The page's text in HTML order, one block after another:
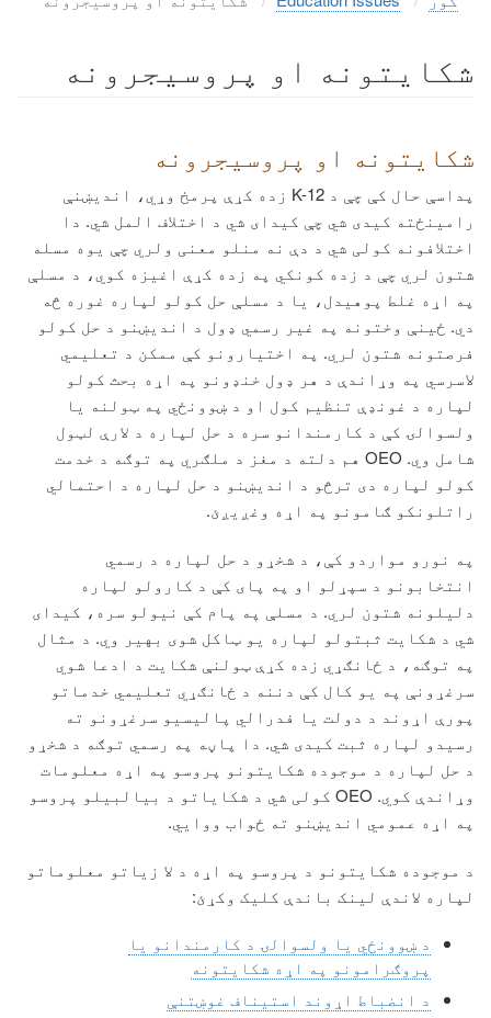
شکایتونه او پروسیجرونه
شکایتونه او پروسیجرونه
پداسې حال کې چې د K-12 زده کړې پرمخ وړي، اندیښنې
رامینځته کیدی شي چې کیدای شي د اختلاف المل شي. دا
اختلافونه کولی شي د دې نه منلو معنی ولري چې یوه مسله
شتون لري چې د زده کونکي په زده کړې اغیزه کوي، د مسلې
په اړه غلط پوهیدل، یا د مسلې حل کولو لپاره غوره څه
دي. ځینې ​​وختونه په غیر رسمي ډول د اندیښنو د حل کولو
فرصتونه شتون لري. په اختیارونو کې ممکن د تعلیمي
لاسرسي په وړاندې د هر ډول خنډونو په اړه بحث کولو
لپاره د غونډې تنظیم کول او د ښوونځي په ټولنه یا
ولسوالۍ کې د کارمندانو سره د حل لپاره د لارې لټول
شامل وي. OEO هم دلته د مغز د ملګري په توګه د خدمت
کولو لپاره دی ترڅو د اندیښنو د حل لپاره د احتمالي
راتلونکو ګامونو په اړه وغږیږئ.
په نورو مواردو کې، د شخړو د حل لپاره د رسمي
انتخابونو د سپړلو او په پای کې د کارولو لپاره
دلیلونه شتون لري. د مسلې په پام کې نیولو سره، کیدای
شي د شکایت ثبتولو لپاره یو ټاکل شوی بهیر وي. د مثال
په توګه، د ځانګړي زده کړې ټولنې شکایت د ادعا شوي
سرغړونې په یو کال کې دننه د ځانګړي تعلیمي خدماتو
پورې اړوند د دولت یا فدرالي پالیسیو سرغړونو ته
رسیدو لپاره ثبت کیدی شي. دا پاڼه په رسمي توګه د شخړو
د حل لپاره د موجوده شکایتونو پروسو په اړه معلومات
وړاندې کوي. OEO کولی شي د شکایاتو د بیالبیلو پروسو
په اړه عمومي اندیښنو ته ځواب ووایي.
د موجوده شکایتونو د پروسو په اړه د لا زیاتو معلوماتو
لپاره لاندې لینک باندې کلیک وکړئ:
د ښوونځي یا ولسوالۍ د کارمندانو یا
پروګرامونو په اړه شکایتونه
د انضباط اړوند استیناف غوښتنې